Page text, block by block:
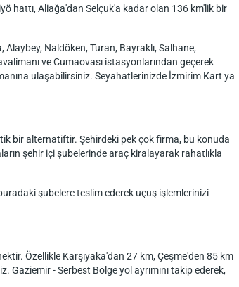
hattı, Aliağa'dan Selçuk'a kadar olan 136 km'lik bir
Naldöken, Turan, Bayraklı, Salhane,
ve Cumaovası istasyonlarından geçerek
ulaşabilirsiniz. Seyahatlerinizde İzmirim Kart ya
bir alternatiftir. Şehirdeki pek çok firma, bu konuda
şehir içi şubelerinde araç kiralayarak rahatlıkla
şubelere teslim ederek uçuş işlemlerinizi
Özellikle Karşıyaka'dan 27 km, Çeşme'den 85 km
- Serbest Bölge yol ayrımını takip ederek,